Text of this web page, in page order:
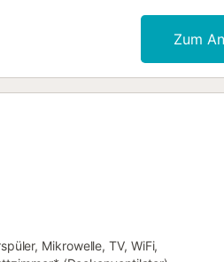
Ein Esszimmer. Eine voll
mit Liegestuhl und eingezäunt für
Haus ist komplett eingezäunt....
Zum
Mikrowelle, TV, WiFi,